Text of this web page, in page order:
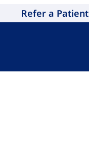
Refer a Patient